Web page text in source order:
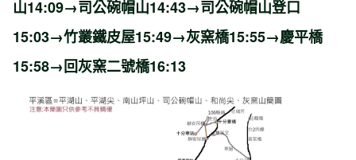
山14:09→司公碗帽山14:43→司公碗帽山登口
15:03→竹叢鐵皮屋15:49→灰窯橋15:55→慶平橋
15:58→回灰窯二號橋16:13